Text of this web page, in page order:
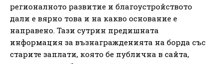
регионалното развитие и благоустройството
дали е вярно това и на какво основание е
направено. Тази сутрин предишната
информация за възнагражденията на борда със
старите заплати, която бе публична в сайта,